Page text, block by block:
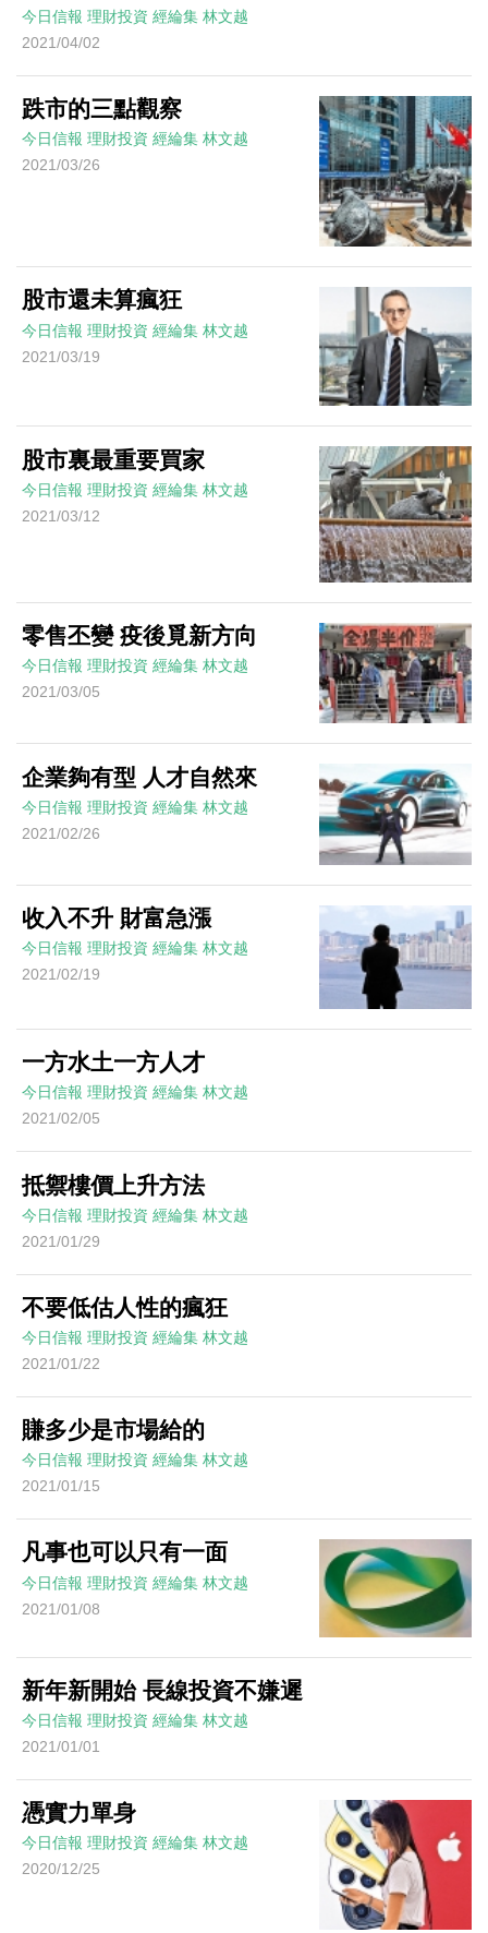
今日信報 理財投資 經綸集 林文越
2021/04/02
跌市的三點觀察
今日信報 理財投資 經綸集 林文越
2021/03/26
股市還未算瘋狂
今日信報 理財投資 經綸集 林文越
2021/03/19
股市裏最重要買家
今日信報 理財投資 經綸集 林文越
2021/03/12
零售丕變 疫後覓新方向
今日信報 理財投資 經綸集 林文越
2021/03/05
企業夠有型 人才自然來
今日信報 理財投資 經綸集 林文越
2021/02/26
收入不升 財富急漲
今日信報 理財投資 經綸集 林文越
2021/02/19
一方水土一方人才
今日信報 理財投資 經綸集 林文越
2021/02/05
抵禦樓價上升方法
今日信報 理財投資 經綸集 林文越
2021/01/29
不要低估人性的瘋狂
今日信報 理財投資 經綸集 林文越
2021/01/22
賺多少是市場給的
今日信報 理財投資 經綸集 林文越
2021/01/15
凡事也可以只有一面
今日信報 理財投資 經綸集 林文越
2021/01/08
新年新開始 長線投資不嫌遲
今日信報 理財投資 經綸集 林文越
2021/01/01
憑實力單身
今日信報 理財投資 經綸集 林文越
2020/12/25